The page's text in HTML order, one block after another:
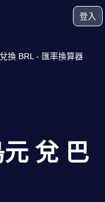
登入
換 BRL - 匯率換算器
兌 巴